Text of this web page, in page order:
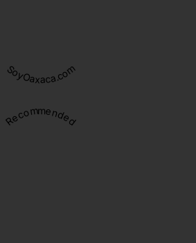
SoyOaxaca.com
Recommended